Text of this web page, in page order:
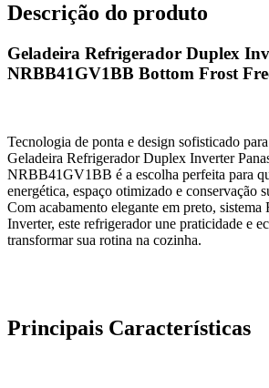
Descrição do produto
Geladeira Refrigerador Duplex
NRBB41GV1BB Bottom Frost
Tecnologia de ponta e design sofisticado
Geladeira Refrigerador Duplex Inverter
NRBB41GV1BB é a escolha perfeita para
energética, espaço otimizado e conservação
Com acabamento elegante em preto, sistema
Inverter, este refrigerador une praticidade e
transformar sua rotina na cozinha.
Principais Características